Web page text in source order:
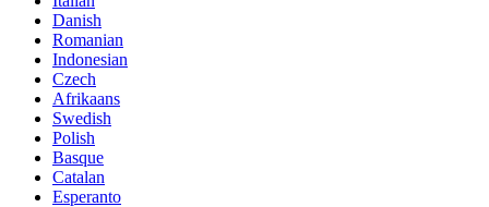
Danish
Romanian
Indonesian
Czech
Afrikaans
Swedish
Polish
Basque
Catalan
Esperanto